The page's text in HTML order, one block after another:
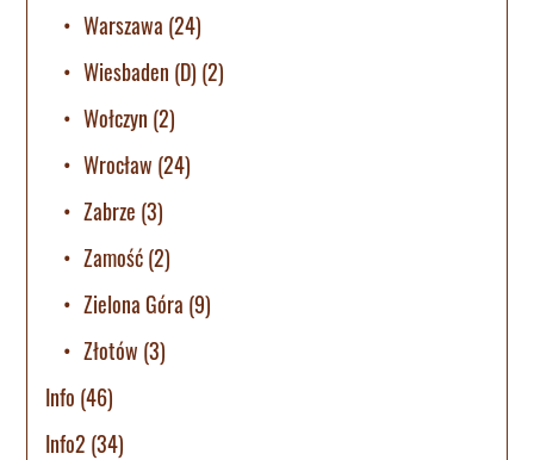
Warszawa (24)
Wiesbaden (D) (2)
Wołczyn (2)
Wrocław (24)
Zabrze (3)
Zamość(2)
Zielona Góra (9)
Złotów (3)
Info (46)
Info2 (34)